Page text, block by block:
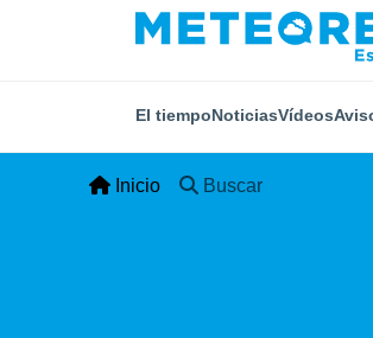
El tiempoNoticiasVídeos
Inicio Buscar